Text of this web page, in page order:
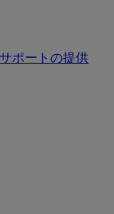
ポートの提供